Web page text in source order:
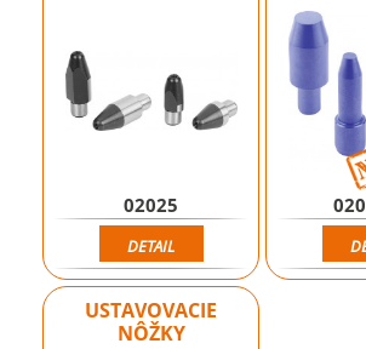
02025
DETAIL
USTAVOVACIE
NÔŽKY